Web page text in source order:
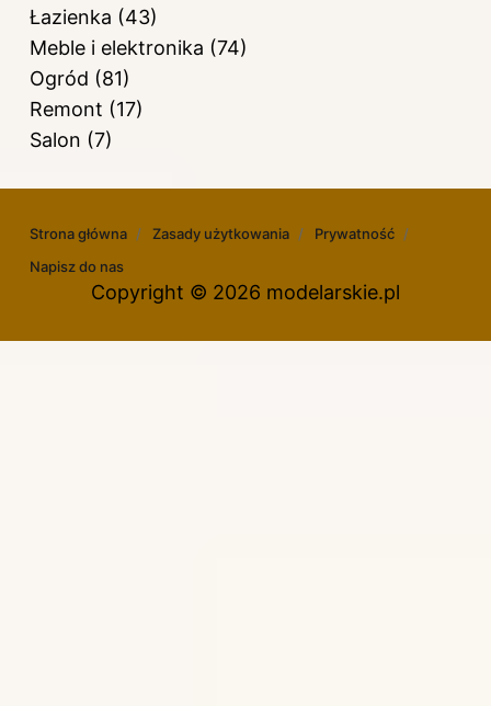
Łazienka (43)
Meble i elektronika (74)
Ogród (81)
Remont (17)
Salon (7)
Copyright © 2026 modelarskie.pl
Strona główna Zasady użytkowania
Prywatność
Napisz do nas